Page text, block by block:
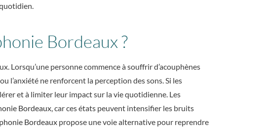
Bordeaux ?
Lorsqu’une personne commence à souffrir d’acouphènes
l’anxiété ne renforcent la perception des sons. Si les
et à limiter leur impact sur la vie quotidienne. Les
Bordeaux , car ces états peuvent intensifier les bruits
Bordeaux propose une voie alternative pour reprendre